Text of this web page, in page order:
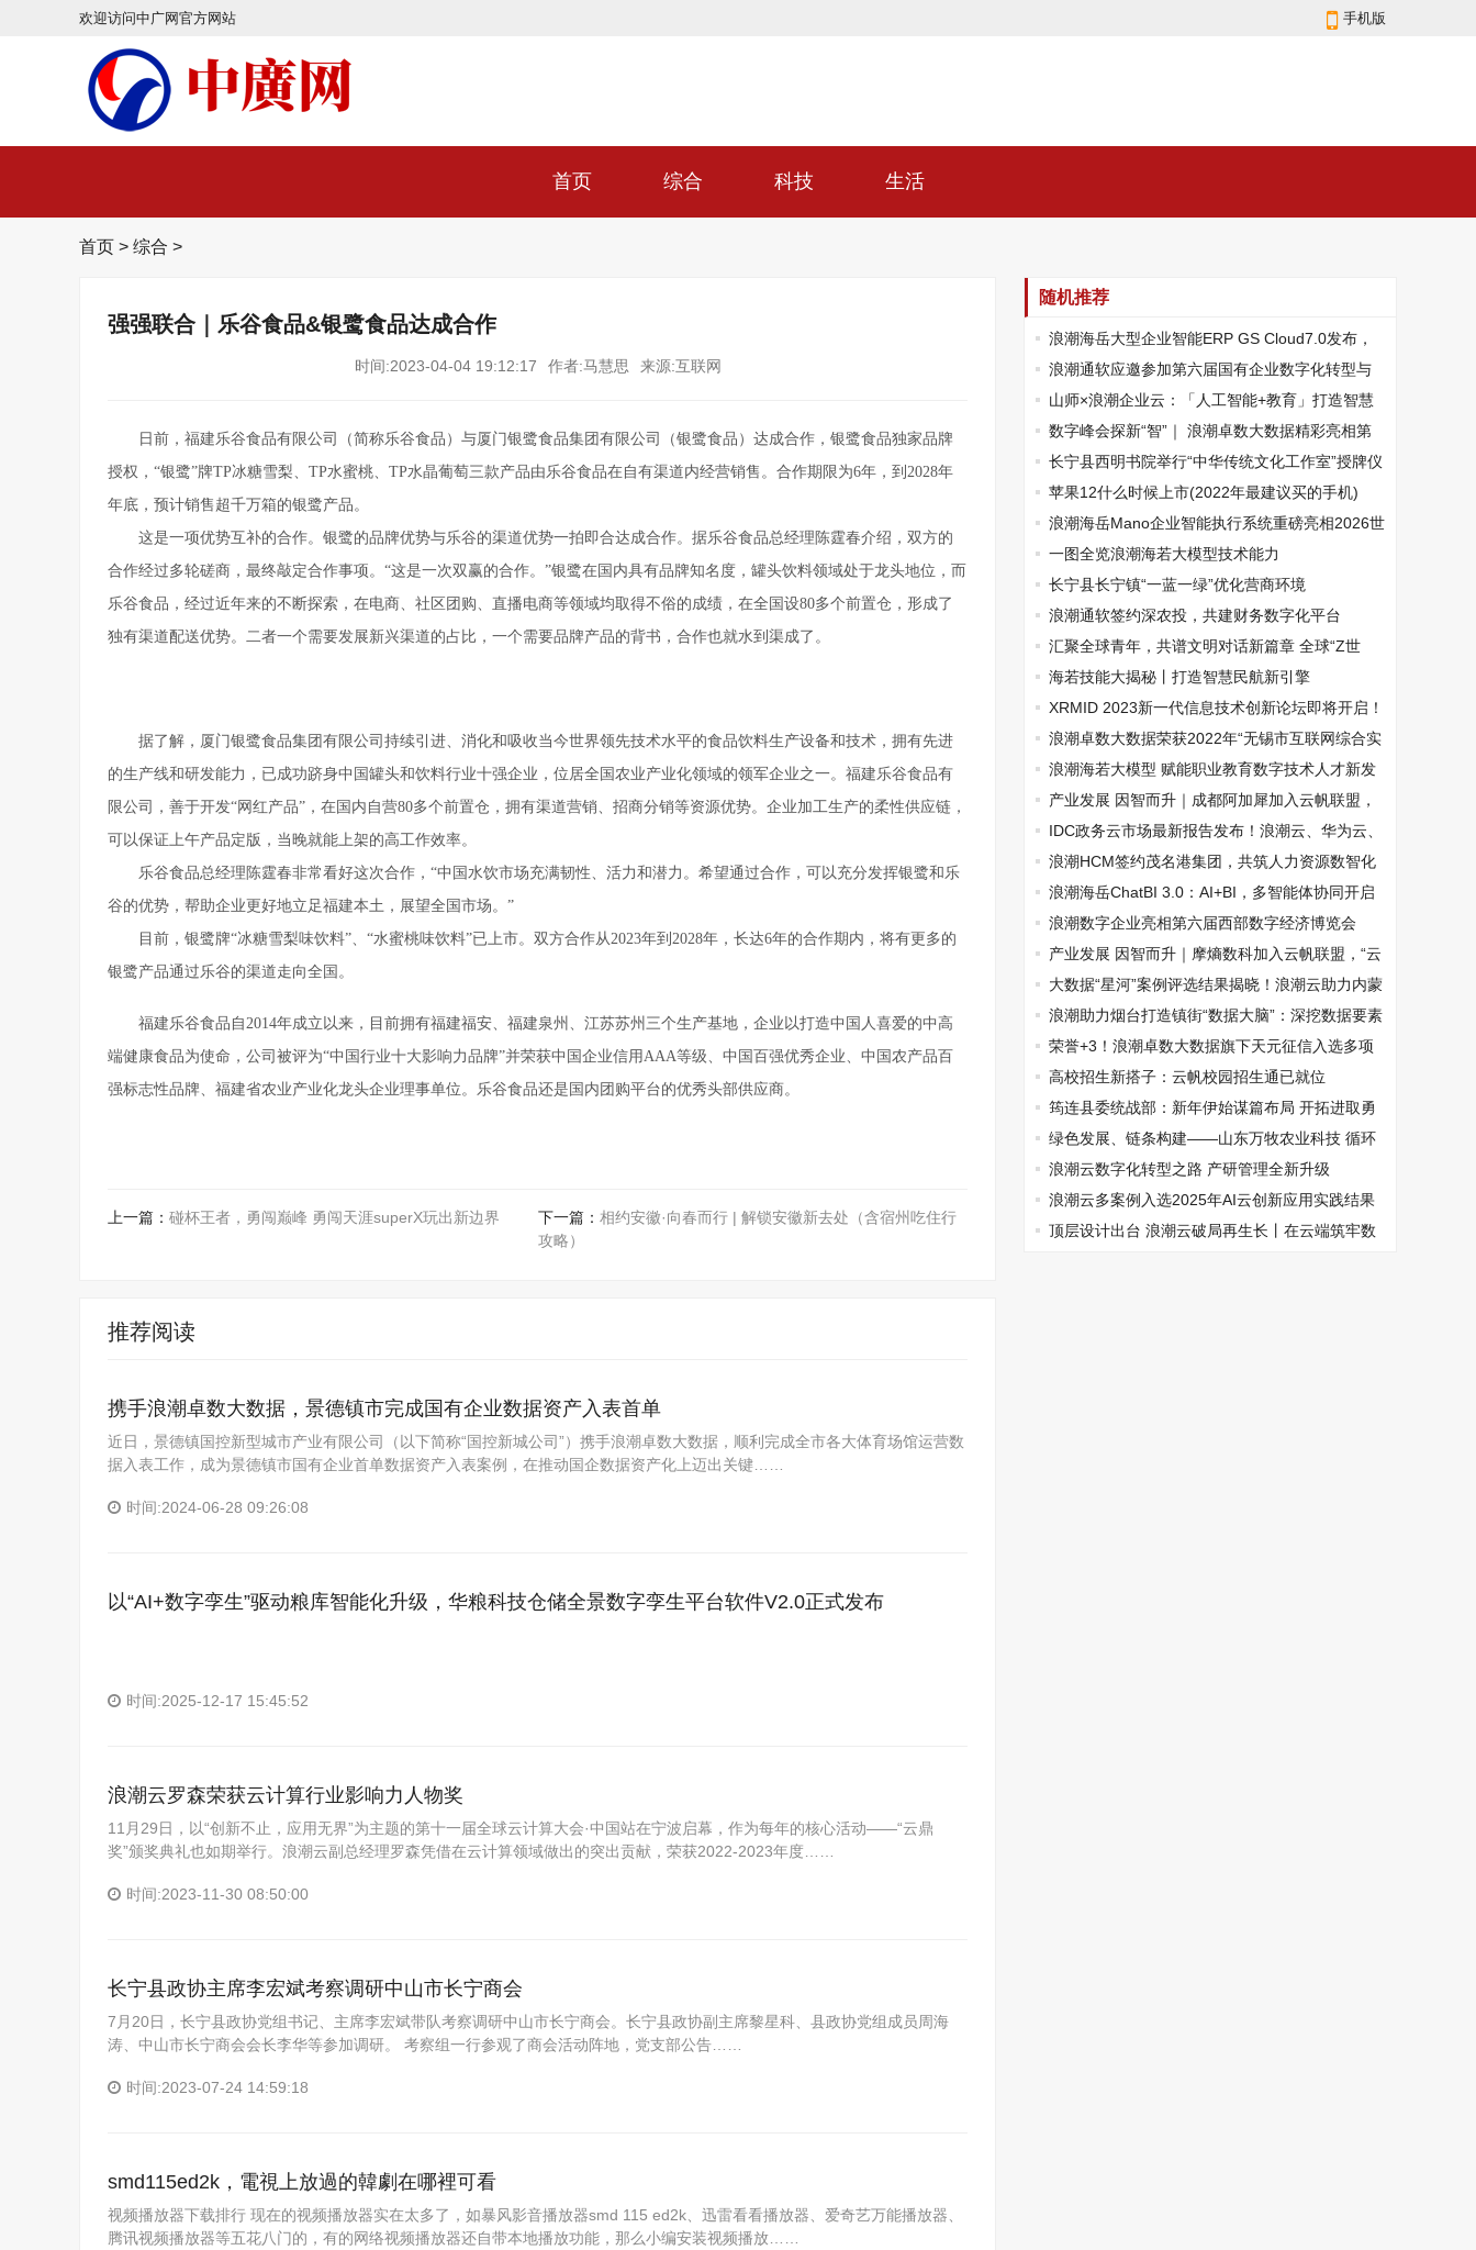
欢迎访问中广网官方网站 手机版
首页 综合 科技 生活
首页 > 综合 >
强强联合｜乐谷食品&银鹭食品达成合作
时间:2023-04-04 19:12:17 作者:马慧思 来源:互联网
日前，福建乐谷食品有限公司（简称乐谷食品）与厦门银鹭食品集团有限公司（银鹭食品）达成合作，银鹭食品独家品牌
授权，“银鹭”牌TP冰糖雪梨、TP水蜜桃、TP水晶葡萄三款产品由乐谷食品在自有渠道内经营销售。合作期限为6年，到2028年
年底，预计销售超千万箱的银鹭产品。
这是一项优势互补的合作。银鹭的品牌优势与乐谷的渠道优势一拍即合达成合作。据乐谷食品总经理陈霆春介绍，双方的
合作经过多轮磋商，最终敲定合作事项。“这是一次双赢的合作。”银鹭在国内具有品牌知名度，罐头饮料领域处于龙头地位，而
乐谷食品，经过近年来的不断探索，在电商、社区团购、直播电商等领域均取得不俗的成绩，在全国设80多个前置仓，形成了
独有渠道配送优势。二者一个需要发展新兴渠道的占比，一个需要品牌产品的背书，合作也就水到渠成了。
据了解，厦门银鹭食品集团有限公司持续引进、消化和吸收当今世界领先技术水平的食品饮料生产设备和技术，拥有先进
的生产线和研发能力，已成功跻身中国罐头和饮料行业十强企业，位居全国农业产业化领域的领军企业之一。福建乐谷食品有
限公司，善于开发“网红产品”，在国内自营80多个前置仓，拥有渠道营销、招商分销等资源优势。企业加工生产的柔性供应链，
可以保证上午产品定版，当晚就能上架的高工作效率。
乐谷食品总经理陈霆春非常看好这次合作，“中国水饮市场充满韧性、活力和潜力。希望通过合作，可以充分发挥银鹭和乐
谷的优势，帮助企业更好地立足福建本土，展望全国市场。”
目前，银鹭牌“冰糖雪梨味饮料”、“水蜜桃味饮料”已上市。双方合作从2023年到2028年，长达6年的合作期内，将有更多的
银鹭产品通过乐谷的渠道走向全国。
福建乐谷食品自2014年成立以来，目前拥有福建福安、福建泉州、江苏苏州三个生产基地，企业以打造中国人喜爱的中高
端健康食品为使命，公司被评为“中国行业十大影响力品牌”并荣获中国企业信用AAA等级、中国百强优秀企业、中国农产品百
强标志性品牌、福建省农业产业化龙头企业理事单位。乐谷食品还是国内团购平台的优秀头部供应商。
上一篇： 碰杯王者，勇闯巅峰 勇闯天涯superX玩出新边界 下一篇： 相约安徽·向春而行 | 解锁安徽新去处（含宿州吃住行
攻略）
推荐阅读
携手浪潮卓数大数据，景德镇市完成国有企业数据资产入表首单
近日，景德镇国控新型城市产业有限公司（以下简称“国控新城公司”）携手浪潮卓数大数据，顺利完成全市各大体育场馆运营数
据入表工作，成为景德镇市国有企业首单数据资产入表案例，在推动国企数据资产化上迈出关键……
时间:2024-06-28 09:26:08
以“AI+数字孪生”驱动粮库智能化升级，华粮科技仓储全景数字孪生平台软件V2.0正式发布
时间:2025-12-17 15:45:52
浪潮云罗森荣获云计算行业影响力人物奖
11月29日，以“创新不止，应用无界”为主题的第十一届全球云计算大会·中国站在宁波启幕，作为每年的核心活动——“云鼎
奖”颁奖典礼也如期举行。浪潮云副总经理罗森凭借在云计算领域做出的突出贡献，荣获2022-2023年度……
时间:2023-11-30 08:50:00
长宁县政协主席李宏斌考察调研中山市长宁商会
7月20日，长宁县政协党组书记、主席李宏斌带队考察调研中山市长宁商会。长宁县政协副主席黎星科、县政协党组成员周海
涛、中山市长宁商会会长李华等参加调研。 考察组一行参观了商会活动阵地，党支部公告……
时间:2023-07-24 14:59:18
smd115ed2k，電視上放過的韓劇在哪裡可看
视频播放器下载排行 现在的视频播放器实在太多了，如暴风影音播放器smd 115 ed2k、迅雷看看播放器、爱奇艺万能播放器、
腾讯视频播放器等五花八门的，有的网络视频播放器还自带本地播放功能，那么小编安装视频播放……
随机推荐
浪潮海岳大型企业智能ERP GS Cloud7.0发布，
助力企业数智化转型升级
浪潮通软应邀参加第六届国有企业数字化转型与
发展研讨会
山师×浪潮企业云：「人工智能+教育」打造智慧
高校数字峰会探新“智”｜ 浪潮卓数大数据精彩亮相第
九届数字中国建设峰会
长宁县西明书院举行“中华传统文化工作室”授牌仪
式苹果12什么时候上市(2022年最建议买的手机)
浪潮海岳Mano企业智能执行系统重磅亮相2026世
界人工智能大会
一图全览浪潮海若大模型技术能力
长宁县长宁镇“一蓝一绿”优化营商环境
浪潮通软签约深农投，共建财务数字化平台
汇聚全球青年，共谱文明对话新篇章 全球“Z世
代”泰山对话会在山东泰安举行
海若技能大揭秘丨打造智慧民航新引擎
XRMID 2023新一代信息技术创新论坛即将开启！
浪潮卓数大数据荣获2022年“无锡市互联网综合实
力企业TOP20”
浪潮海若大模型 赋能职业教育数字技术人才新发
展产业发展 因智而升｜成都阿加犀加入云帆联盟，
人工智能重构工业质检新范式
IDC政务云市场最新报告发布！浪潮云、华为云、
天翼云等厂商持续领跑
浪潮HCM签约茂名港集团，共筑人力资源数智化
转型新标杆
浪潮海岳ChatBI 3.0：AI+BI，多智能体协同开启
数据洞察新范式
浪潮数字企业亮相第六届西部数字经济博览会
产业发展 因智而升｜摩熵数科加入云帆联盟，“云
+AI”破解产业增长难题
大数据“星河”案例评选结果揭晓！浪潮云助力内蒙
古、上海静安两项目成功入选
浪潮助力烟台打造镇街“数据大脑”：深挖数据要素
价值，按下基层治理加速键
荣誉+3！浪潮卓数大数据旗下天元征信入选多项
山东省2024年度大数据产业“三优两重”名单
高校招生新搭子：云帆校园招生通已就位
筠连县委统战部：新年伊始谋篇布局 开拓进取勇
毅前行
绿色发展、链条构建——山东万牧农业科技 循环
产业园引领农牧循环养殖新潮流
浪潮云数字化转型之路 产研管理全新升级
浪潮云多案例入选2025年AI云创新应用实践结果
顶层设计出台 浪潮云破局再生长丨在云端筑牢数